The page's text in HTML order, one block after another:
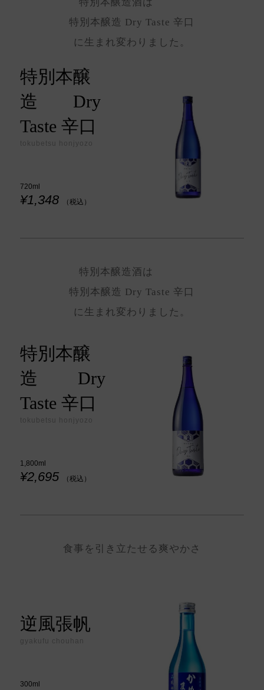
特別本醸造 Dry Taste 辛口
に生まれ変わりました。
特別本醸
造 Dry
Taste 辛口
tokubetsu honjyozo
720ml
¥1,348 （税込）
特別本醸造酒は
特別本醸造 Dry Taste 辛口
に生まれ変わりました。
特別本醸
造 Dry
Taste 辛口
tokubetsu honjyozo
1,800ml
¥2,695 （税込）
食事を引き立たせる爽やかさ
逆風張帆
gyakufu chouhan
300ml